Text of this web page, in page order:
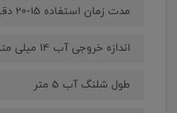
مدت زمان استفاده 15-20 دقیقه
اندازه خروجی آب 14 میلی متر
طول شلنگ آب 5 متر